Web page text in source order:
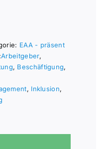
EAA - präsent
Arbeitgeber,
, Beschäftigung,
, Inklusion,